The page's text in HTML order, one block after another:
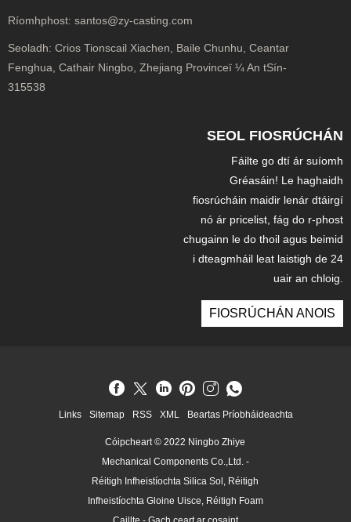
Ríomhphost: santos@zy-casting.com
Seoladh: Crios Tionscail Xiachen, Baile Chunhu, Ceantar
Fenghua, Cathair Ningbo, Zhejiang Provinceï ¼ An tSín-
315538
SEOL FIOSRÚCHÁN
Fáilte go dtí ár suíomh
Gréasáin! Le haghaidh
fiosrúcháin maidir lenár dtáirgí
nó ár pricelist, fág do r-phost
chugainn le do thoil agus beimid
i dteagmháil leat laistigh de 24
uair an chloig.
FIOSRÚCHÁN ANOIS
Links Sitemap RSS XML Beartas Príobháideachta
Cóipcheart © 2022 Ningbo Zhiye
Mechanical Components Co.,Ltd. -
Réitigh Infheistíochta Silica Sol, Réitigh
Infheistíochta Gloine Uisce, Réitigh Foam